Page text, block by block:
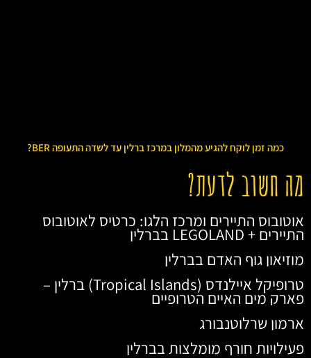
כמה זמן לוקח להגיע מהמלון במרכז ברלין עד לשדה התעופה BER?
מה חשוב לדעת?
אוטובוס התיירים ומרכז הלגו: כרטיס לאוטובוס
התיירים + LEGOLAND בברלין
מוזיאון גוף האדם בברלין
טרופיקל איילנדס (Tropical Islands) ברלין –
פארק מים האיים הטרופיים
ארמון שרלוטנבורג
פעילויות חורף מומלצות בברלין